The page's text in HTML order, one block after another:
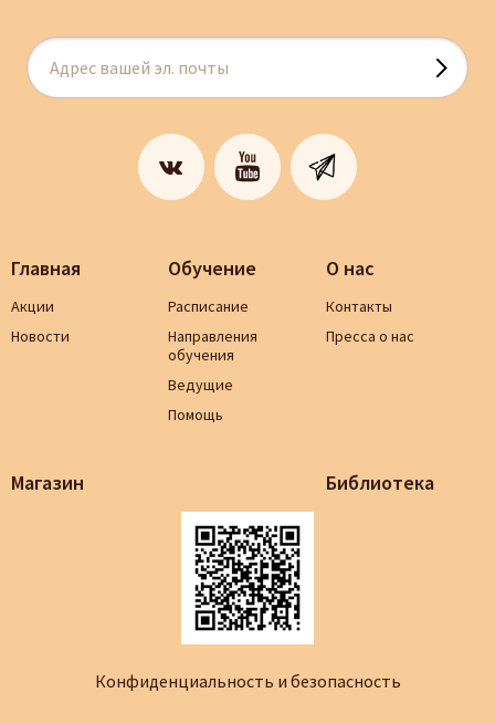
Главная
Акции
Новости
Обучение
Расписание
Направления
обучения
Ведущие
Помощь
О нас
Контакты
Пресса о нас
Магазин Библиотека
Конфиденциальность и безопасность